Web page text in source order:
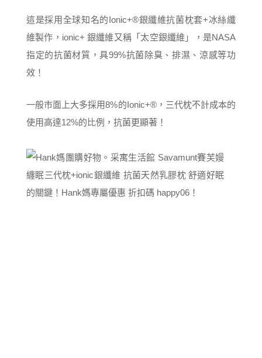
這是採用全球知名的Ionic+®銀纖維抗菌枕套+冰絲纖
維製作，ionic+ 銀纖維又稱「太空銀纖維」，是NASA
指定的抗菌材質，具99%抗菌除臭、排濕、涼感等功
效！
一般市面上大多採用8%的Ionic+®，三代枕不計成本的
使用高達12%的比例，抗菌更顯著！